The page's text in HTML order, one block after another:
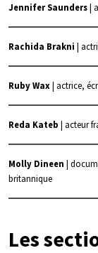
Jennifer Saunders|
Rachida Brakni |
Ruby Wax | actrice,
Reda Kateb | acteur
Molly Dineen |
britannique
Les